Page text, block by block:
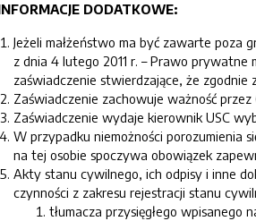
DODATKOWE:
Jeżeli małżeństwo ma być zawarte poza
z dnia 4 lutego 2011 r. – Prawo prywatne
zaświadczenie stwierdzające, że zgodnie
Zaświadczenie zachowuje ważność
Zaświadczenie wydaje kierownik USC
W przypadku niemożności porozumienia
na tej osobie spoczywa obowiązek
Akty stanu cywilnego, ich odpisy i inne
czynności z zakresu rejestracji stanu
tłumacza przysięgłego wpisanego